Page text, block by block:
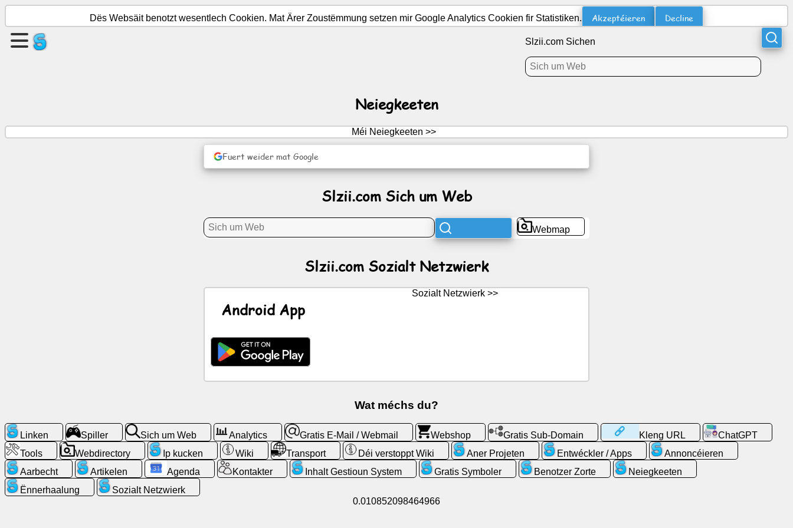
Schafen
Kontakter
Spiller
Sich
um
Dës Websäit benotzt wesentlech Cookien. Mat Ärer Zoustëmmung setzen mir Google Analytics Cookien fir Statistiken. Akzeptéieren Decline
Slzii.com Sichen
Neiegkeeten
Méi Neiegkeeten >>
Fuert weider mat Google
Slzii.com Sich um Web
Webmap
Slzii.com Sozialt Netzwierk
Android App
Sozialt Netzwierk >>
Wat méchs du?
Linken Spiller Sich um Web Analytics Gratis E-Mail / Webmail Webshop Gratis Sub-Domain Kleng URL
ChatGPT
Tools
Webdirectory Ip kucken Wiki Transport Déi verstoppt Wiki Aner Projeten Entwéckler / Apps
Annoncéieren
Aarbecht
Artikelen Agenda Kontakter Inhalt Gestioun System Gratis Symboler Benotzer Zorte
Neiegkeeten
Ënnerhaalung
Sozialt Netzwierk
0.010852098464966